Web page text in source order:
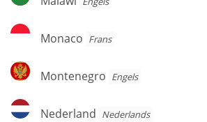
Monaco
Monaco Frans
Montenegro
Montenegro Engels
Nederland
Nederland Nederlands